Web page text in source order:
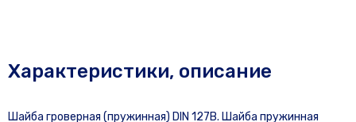
Характеристики, описание
Шайба гроверная (пружинная) DIN 127B. Шайба пружинная